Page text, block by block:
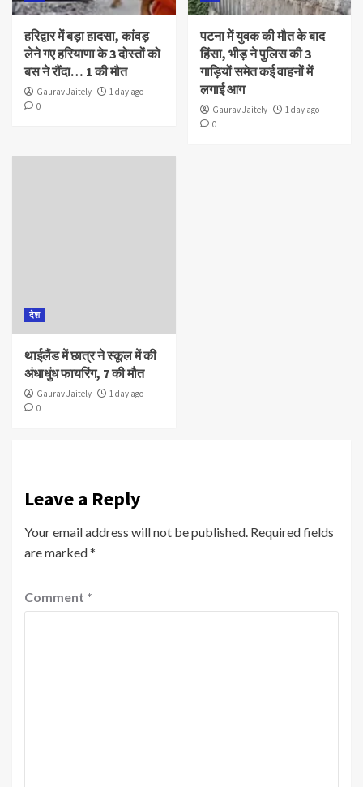
हरिद्वार में बड़ा हादसा, कांवड़
लेने गए हरियाणा के 3 दोस्तों को
बस ने रौंदा… 1 की मौत
Gaurav Jaitely
1 day ago
0
पटना में युवक की मौत के बाद
हिंसा, भीड़ ने पुलिस की 3
गाड़ियों समेत कई वाहनों में
लगाई आग
Gaurav Jaitely
1 day ago
0
देश
थाईलैंड में छात्र ने स्कूल में की
अंधाधुंध फायरिंग, 7 की मौत
Gaurav Jaitely
1 day ago
0
Leave a Reply
Your email address will not be published. Required fields
are marked*
Comment *